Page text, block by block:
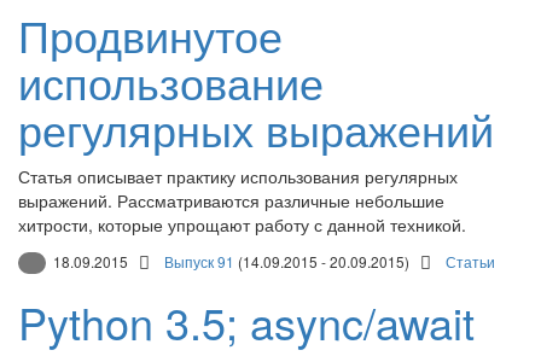
Продвинутое
использование
регулярных выражений
Статья описывает практику использования регулярных
выражений. Рассматриваются различные небольшие
хитрости, которые упрощают работу с данной техникой.
18.09.2015 Выпуск 91 (14.09.2015 - 20.09.2015) Статьи
Python 3.5; async/await